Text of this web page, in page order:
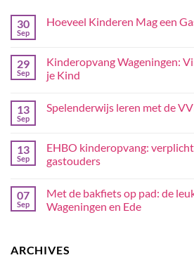
30
Sep
Hoeveel Kinderen Mag een
29
Sep
Kinderopvang Wageningen:
je Kind
13
Sep
Spelenderwijs leren met de
13
Sep
EHBO kinderopvang:
gastouders
07
Sep
Met de bakfiets op pad: de
Wageningen en Ede
ARCHIVES